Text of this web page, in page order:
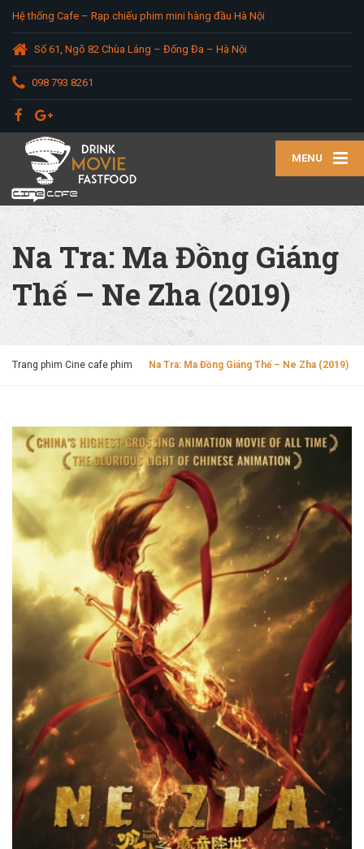
Hệ thống Cafe – Rạp chiếu phim mini hàng đầu Hà Nội
Số 61, Ngõ 82 Chùa Láng – Đống Đa – Hà Nội
098 793 8261
MENU
Na Tra: Ma Đồng Giáng
Thế – Ne Zha (2019)
Trang phim Cine cafe phim Na Tra: Ma Đồng Giáng Thế – Ne Zha (2019)